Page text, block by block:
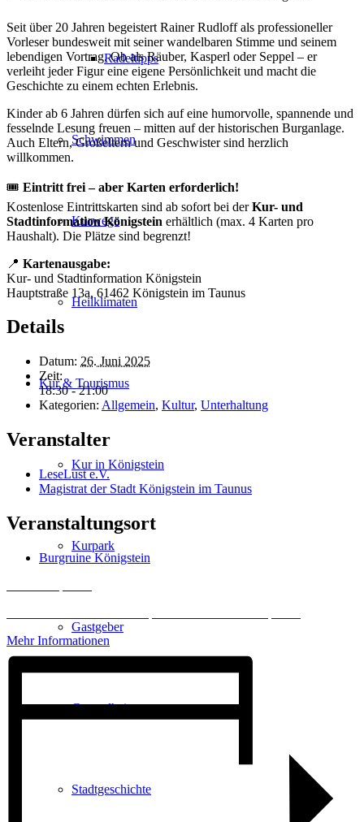
Radeltipps
Schwimmen
Kurwege
Heilklimaten
Kur & Tourismus
Kur in Königstein
Kurpark
Gastgeber
Gesundheit
Stadtgeschichte
Seit über 20 Jahren begeistert Rainer Rudloff als professioneller
Vorleser bundesweit mit seiner wandelbaren Stimme und seinem
lebendigen Vortrag. Ob als Räuber, Kasperl oder Seppel – er
verleiht jeder Figur eine eigene Persönlichkeit und macht die
Geschichte zu einem echten Erlebnis.
Kinder ab 6 Jahren dürfen sich auf eine humorvolle, spannende und
fesselnde Lesung freuen – mitten auf der historischen Burganlage.
Auch Eltern, Großeltern und Geschwister sind herzlich
willkommen.
🎟️ Eintritt frei – aber Karten erforderlich!
Kostenlose Eintrittskarten sind ab sofort bei derKur- und
Stadtinformation Königstein erhältlich (max. 4 Karten pro
Haushalt). Die Plätze sind begrenzt!
📍 Kartenausgabe:
Kur- und Stadtinformation Königstein
Hauptstraße 13a, 61462 Königstein im Taunus
Details
Datum: 26. Juni 2025
Zeit:
18:30 - 21:00
Kategorien: Allgemein, Kultur, Unterhaltung
Veranstalter
LeseLust e.V.
Magistrat der Stadt Königstein im Taunus
Veranstaltungsort
Burgruine Königstein
Mehr Informationen